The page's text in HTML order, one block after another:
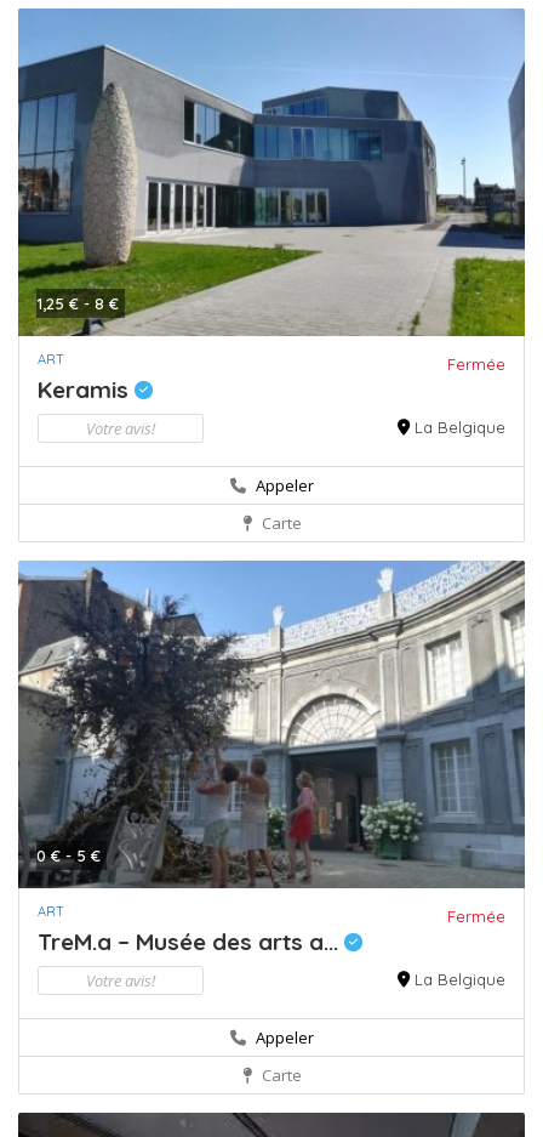
1,25 € - 8 €
ART Fermée
Keramis
Votre avis! La Belgique
Appeler
Carte
0 € - 5 €
ART Fermée
TreM.a – Musée des arts a...
Votre avis! La Belgique
Appeler
Carte